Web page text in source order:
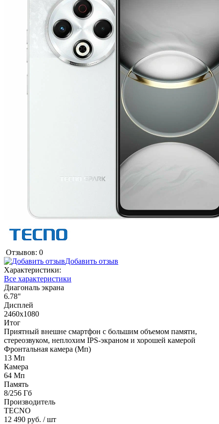
Отзывов: 0
Добавить отзыв
Характеристики:
Все характеристики
Диагональ экрана
6.78"
Дисплей
2460x1080
Итог
Приятный внешне смартфон с большим объемом памяти,
стереозвуком, неплохим IPS-экраном и хорошей камерой
Фронтальная камера (Мп)
13 Мп
Камера
64 Мп
Память
8/256 Гб
Производитель
TECNO
12 490 руб. / шт